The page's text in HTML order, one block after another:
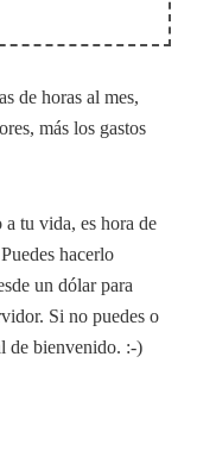
de horas al mes,
más los gastos
a tu vida, es hora de
hacerlo
un dólar para
Si no puedes o
de bienvenido. :-)